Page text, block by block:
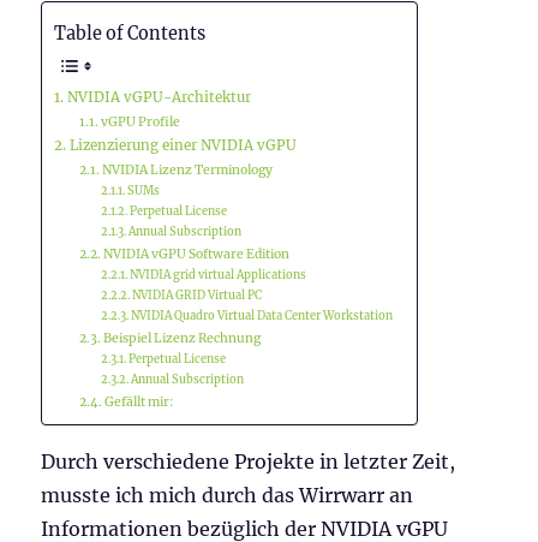
Table of Contents
NVIDIA vGPU-Architektur
vGPU Profile
Lizenzierung einer NVIDIA vGPU
NVIDIA Lizenz Terminology
SUMs
Perpetual License
Annual Subscription
NVIDIA vGPU Software Edition
NVIDIA grid virtual Applications
NVIDIA GRID Virtual PC
NVIDIA Quadro Virtual Data Center Workstation
Beispiel Lizenz Rechnung
Perpetual License
Annual Subscription
Gefällt mir:
Durch verschiedene Projekte in letzter Zeit,
musste ich mich durch das Wirrwarr an
Informationen bezüglich der NVIDIA vGPU